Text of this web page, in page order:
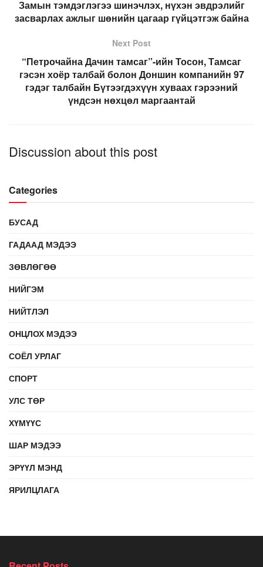
Замын тэмдэглэгээ шинэчлэх, нүхэн эвдрэлийг
засварлах ажлыг шөнийн цагаар гүйцэтгэж байна
Next Post
“Петрочайна Дачин тамсаг”-ийн Тосон, Тамсаг
гэсэн хоёр талбай болон Доншин компанийн 97
гэдэг талбайн Бүтээгдэхүүн хуваах гэрээний
үндсэн нөхцөл маргаантай
Discussion about this post
Categories
БУСАД
ГАДААД МЭДЭЭ
ЗӨВЛӨГӨӨ
НИЙГЭМ
НИЙТЛЭЛ
ОНЦЛОХ МЭДЭЭ
СОЁЛ УРЛАГ
СПОРТ
УЛС ТӨР
ХҮМҮҮС
ШАР МЭДЭЭ
ЭРҮҮЛ МЭНД
ЯРИЛЦЛАГА